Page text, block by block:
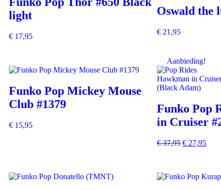
light
€ 17,95
Oswald the
€ 21,95
Funko Pop Mickey Mouse
Club #1379
€ 15,95
Aanbieding!
Funko Pop
in Cruiser
€37,95 € 27,95